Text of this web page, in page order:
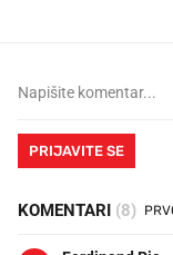
PRIJAVITE SE
KOMENTARI (8)